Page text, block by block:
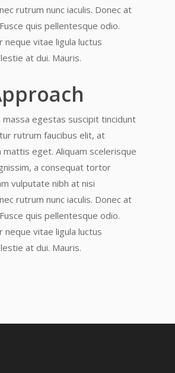
rutrum nunc iaculis. Donec at
quis pellentesque odio.
neque vitae ligula luctus
at dui. Mauris.
massa egestas suscipit tincidunt
rutrum faucibus elit, at
mattis eget. Aliquam scelerisque
a consequat tortor
vulputate nibh at nisi
rutrum nunc iaculis. Donec at
quis pellentesque odio.
neque vitae ligula luctus
at dui. Mauris.